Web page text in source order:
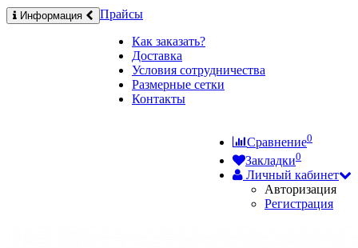
Информация
Прайсы
Как заказать?
Доставка
Условия сотрудничества
Размерные сетки
Контакты
Сравнение0
Закладки0
Личный кабинет
Авторизация
Регистрация